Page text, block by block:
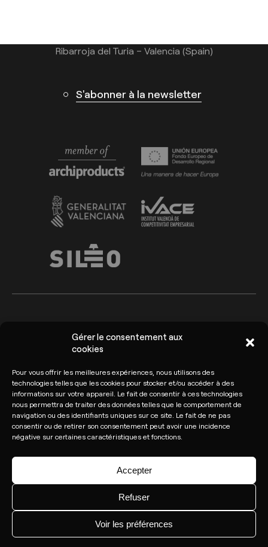
Gérer le consentement aux
cookies
Pour vous offrir les meilleures expériences, nous utilisons des
technologies telles que les cookies pour stocker et/ou accéder à des
informations sur votre appareil. Le fait de consentir à ces technologies
nous permettra de traiter des données telles que le comportement de
navigation ou des identifiants uniques sur ce site. Le fait de ne pas
consentir ou de retirer son consentement peut avoir une incidence
négative sur certaines caractéristiques et fonctions.
Accepter
Refuser
Voir les préférences
Ribarroja del Turia – Valencia (Spain)
S'abonner à la newsletter
Politique de confidentialité
données
Signaler une vulnérabilité